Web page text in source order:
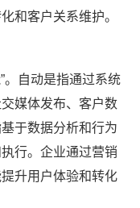
和客户关系维护。
。自动是指通过系统
媒体发布、客户数
于数据分析和行为
行。企业通过营销
升用户体验和转化